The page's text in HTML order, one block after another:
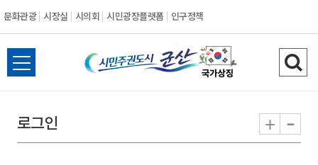
문화관광 시장실 시의회 시민광장플랫폼 인구정책
시민주권도시 군
전체메뉴 열기 검
로그인 + -